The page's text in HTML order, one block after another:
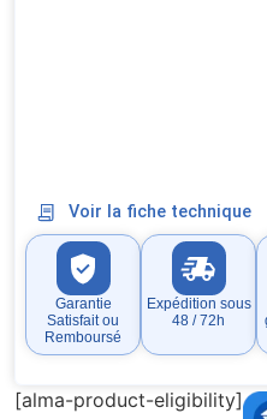
Voir la fiche technique
Garantie
Satisfait ou
Remboursé
Expédition sous
48 / 72h
[alma-product-eligibility]